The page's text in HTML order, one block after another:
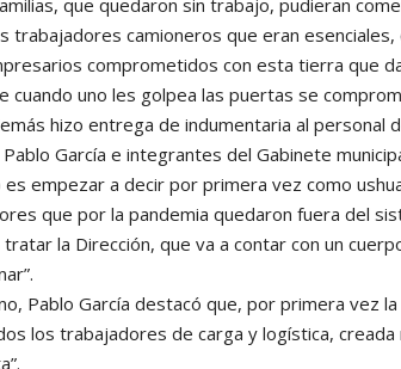
trabajadores camioneros que eran
comprometidos con esta tierra que
cuando uno les golpea las puertas se
hizo entrega de indumentaria al personal
García e integrantes del Gabinete
empezar a decir por primera vez como
que por la pandemia quedaron fuera del
tratar la Dirección, que va a contar con un
Pablo García destacó que, por primera vez
los trabajadores de carga y logística,